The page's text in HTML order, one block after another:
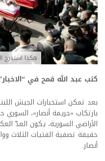
هكذا استدرج
كتب عبد الله قمح في
بعد تمكن استخبارات الجيش
بارتكاب «جريمة أنصار»،
الأراضي السورية، يكون العدّ
حقيقة تصفية الفتيات الثلاث
أنصار.